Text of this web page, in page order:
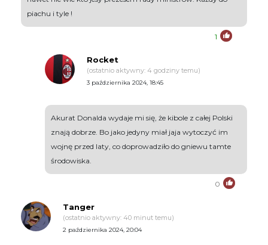
piachu i tyle !
1
Rocket
(ostatnio aktywny: 4 godziny temu)
3 października 2024, 18:45
Akurat Donalda wydaje mi się, że kibole z całej Polski
znają dobrze. Bo jako jedyny miał jaja wytoczyć im
wojnę przed laty, co doprowadziło do gniewu tamte
środowiska.
0
Tanger
(ostatnio aktywny: 40 minut temu)
2 października 2024, 20:04